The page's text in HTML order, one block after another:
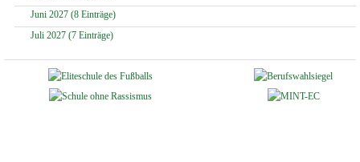
Juni 2027 (8 Einträge)
Juli 2027 (7 Einträge)